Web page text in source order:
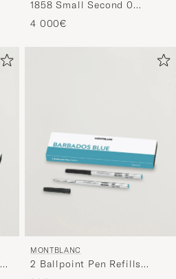
1858 Small Second 0
Oxygen Black
4 000€
MONTBLANC
2 Ballpoint Pen Refills